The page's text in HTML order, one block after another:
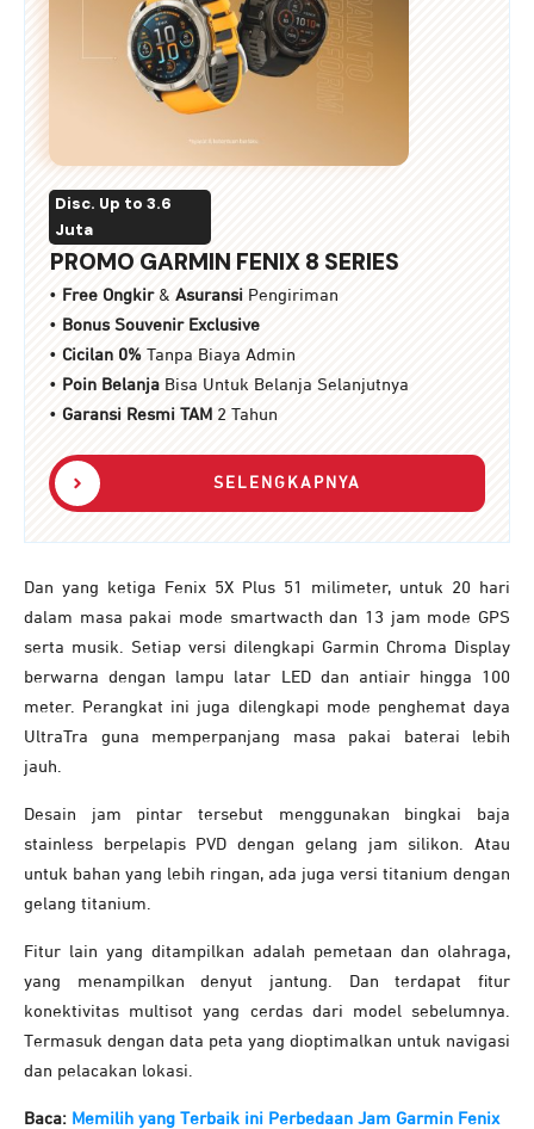
Disc. Up to 3.6
Juta
PROMO GARMIN FENIX 8 SERIES
• Free Ongkir& Asuransi Pengiriman
• Bonus Souvenir Exclusive
• Cicilan 0% Tanpa Biaya Admin
• Poin Belanja Bisa Untuk Belanja Selanjutnya
• Garansi Resmi TAM 2 Tahun
SELENGKAPNYA
Dan yang ketiga Fenix 5X Plus 51 milimeter, untuk 20 hari
dalam masa pakai mode smartwacth dan 13 jam mode GPS
serta musik. Setiap versi dilengkapi Garmin Chroma Display
berwarna dengan lampu latar LED dan antiair hingga 100
meter. Perangkat ini juga dilengkapi mode penghemat daya
UltraTra guna memperpanjang masa pakai baterai lebih
jauh.
Desain jam pintar tersebut menggunakan bingkai baja
stainless berpelapis PVD dengan gelang jam silikon. Atau
untuk bahan yang lebih ringan, ada juga versi titanium dengan
gelang titanium.
Fitur lain yang ditampilkan adalah pemetaan dan olahraga,
yang menampilkan denyut jantung. Dan terdapat fitur
konektivitas multisot yang cerdas dari model sebelumnya.
Termasuk dengan data peta yang dioptimalkan untuk navigasi
dan pelacakan lokasi.
Baca: Memilih yang Terbaik ini Perbedaan Jam Garmin Fenix